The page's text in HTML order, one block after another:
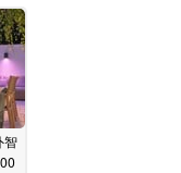
智